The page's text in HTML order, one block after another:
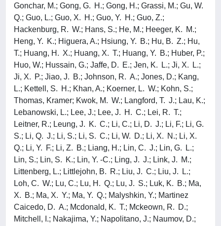
Gonchar, M.; Gong, G. H.; Gong, H.; Grassi, M.; Gu, W.
Q.; Guo, L.; Guo, X. H.; Guo, Y. H.; Guo, Z.;
Hackenburg, R. W.; Hans, S.; He, M.; Heeger, K. M.;
Heng, Y. K.; Higuera, A.; Hsiung, Y. B.; Hu, B. Z.; Hu,
T.; Huang, H. X.; Huang, X. T.; Huang, Y. B.; Huber, P.;
Huo, W.; Hussain, G.; Jaffe, D. E.; Jen, K. L.; Ji, X. L.;
Ji, X. P.; Jiao, J. B.; Johnson, R. A.; Jones, D.; Kang,
L.; Kettell, S. H.; Khan, A.; Koerner, L. W.; Kohn, S.;
Thomas, Kramer; Kwok, M. W.; Langford, T. J.; Lau, K.;
Lebanowski, L.; Lee, J.; Lee, J. H. C.; Lei, R. T.;
Leitner, R.; Leung, J. K. C.; Li, C.; Li, D. J.; Li, F.; Li, G.
S.; Li, Q. J.; Li, S.; Li, S. C.; Li, W. D.; Li, X. N.; Li, X.
Q.; Li, Y. F.; Li, Z. B.; Liang, H.; Lin, C. J.; Lin, G. L.;
Lin, S.; Lin, S. K.; Lin, Y. -C.; Ling, J. J.; Link, J. M.;
Littenberg, L.; Littlejohn, B. R.; Liu, J. C.; Liu, J. L.;
Loh, C. W.; Lu, C.; Lu, H. Q.; Lu, J. S.; Luk, K. B.; Ma,
X. B.; Ma, X. Y.; Ma, Y. Q.; Malyshkin, Y.; Martinez
Caicedo, D. A.; Mcdonald, K. T.; Mckeown, R. D.;
Mitchell, I.; Nakajima, Y.; Napolitano, J.; Naumov, D.;